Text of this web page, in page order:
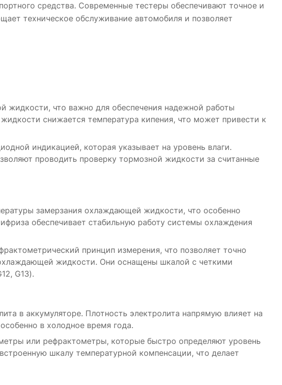
средства. Современные тестеры обеспечивают точное и
техническое обслуживание автомобиля и позволяет
жидкости, что важно для обеспечения надежной работы
снижается температура кипения, что может привести к
индикацией, которая указывает на уровень влаги.
проводить проверку тормозной жидкости за считанные
замерзания охлаждающей жидкости, что особенно
обеспечивает стабильную работу системы охлаждения
принцип измерения, что позволяет точно
жидкости. Они оснащены шкалой с четкими
G13).
в аккумуляторе. Плотность электролита напрямую влияет на
в холодное время года.
или рефрактометры, которые быстро определяют уровень
шкалу температурной компенсации, что делает